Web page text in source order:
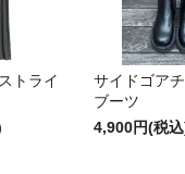
トライ
サイドゴア
ブーツ
4,900円(税